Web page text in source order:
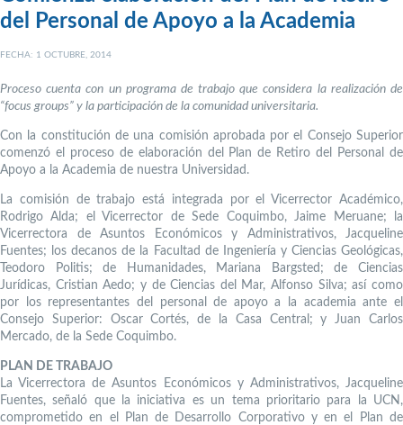
del Personal de Apoyo a la Academia
FECHA: 1 OCTUBRE, 2014
Proceso cuenta con un programa de trabajo que considera la realización de
“focus groups” y la participación de la comunidad universitaria.
Con la constitución de una comisión aprobada por el Consejo Superior
comenzó el proceso de elaboración del Plan de Retiro del Personal de
Apoyo a la Academia de nuestra Universidad.
La comisión de trabajo está integrada por el Vicerrector Académico,
Rodrigo Alda; el Vicerrector de Sede Coquimbo, Jaime Meruane; la
Vicerrectora de Asuntos Económicos y Administrativos, Jacqueline
Fuentes; los decanos de la Facultad de Ingeniería y Ciencias Geológicas,
Teodoro Politis; de Humanidades, Mariana Bargsted; de Ciencias
Jurídicas, Cristian Aedo; y de Ciencias del Mar, Alfonso Silva; así como
por los representantes del personal de apoyo a la academia ante el
Consejo Superior: Oscar Cortés, de la Casa Central; y Juan Carlos
Mercado, de la Sede Coquimbo.
PLAN DE TRABAJO
La Vicerrectora de Asuntos Económicos y Administrativos, Jacqueline
Fuentes, señaló que la iniciativa es un tema prioritario para la UCN,
comprometido en el Plan de Desarrollo Corporativo y en el Plan de